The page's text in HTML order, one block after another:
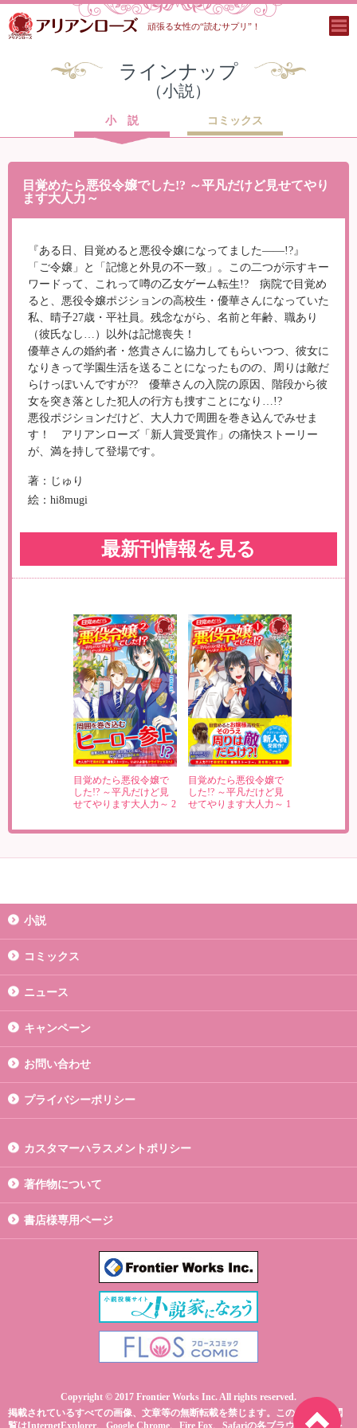
頑張る女性の“読むサプリ”！
ラインナップ
（小説）
小 説 コミックス
目覚めたら悪役令嬢でした!? ～平凡だけど見せてやり
ます大人力～
『ある日、目覚めると悪役令嬢になってました――!?』
「ご令嬢」と「記憶と外見の不一致」。この二つが示すキー
ワードって、これって噂の乙女ゲーム転生!? 病院で目覚め
ると、悪役令嬢ポジションの高校生・優華さんになっていた
私、晴子27歳・平社員。残念ながら、名前と年齢、職あり
（彼氏なし…）以外は記憶喪失！
優華さんの婚約者・悠貴さんに協力してもらいつつ、彼女に
なりきって学園生活を送ることになったものの、周りは敵だ
らけっぽいんですが?? 優華さんの入院の原因、階段から彼
女を突き落とした犯人の行方も捜すことになり…!?
悪役ポジションだけど、大人力で周囲を巻き込んでみせま
す！ アリアンローズ「新人賞受賞作」の痛快ストーリー
が、満を持して登場です。
著：じゅり
絵：hi8mugi
最新刊情報を見る
目覚めたら悪役令嬢で
した!? ～平凡だけど見
せてやります大人力～ 2
目覚めたら悪役令嬢で
した!? ～平凡だけど見
せてやります大人力～ 1
小説
コミックス
ニュース
キャンペーン
お問い合わせ
プライバシーポリシー
カスタマーハラスメントポリシー
著作物について
書店様専用ページ
Copyright © 2017 Frontier Works Inc. All rights reserved.
掲載されているすべての画像、文章等の無断転載を禁じます。このサイトの閲